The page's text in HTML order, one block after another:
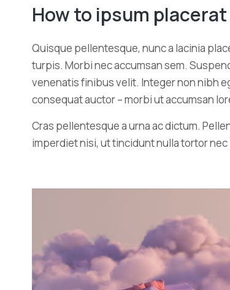
How to ipsum
Quisque pellentesque, nunc a lacinia
turpis. Morbi nec accumsan sem.
venenatis finibus velit. Integer non nibh
consequat auctor – morbi ut accumsan
Cras pellentesque a urna ac dictum.
imperdiet nisi, ut tincidunt nulla tortor